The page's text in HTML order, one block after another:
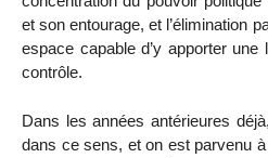
et son entourage, et l’élimination
espace capable d’y apporter
contrôle.
Dans les années antérieures
dans ce sens, et on est parvenu